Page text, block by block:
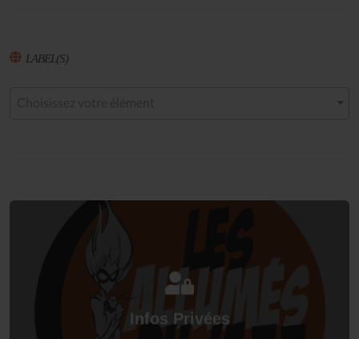
LABEL(S)
Infos Privées
Connectez-vous